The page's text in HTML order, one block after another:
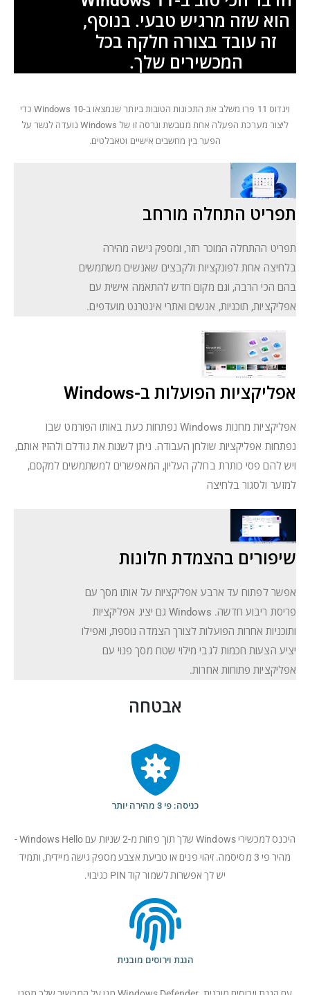
הוא שזה מרגיש טבעי. בנוסף,
זה עובד בצורה חלקה בכל
המכשירים שלך.
וינדוס 11 פרו משלב את התכונות הטובות ביותר שנמצאו ב-Windows 10 כדי
ליצור מערכת הפעלה אחת מגובשת וגרסה זו של Windows נועדה לגשר על
הפער בין מחשבים אישיים וטאבלטים.
תפריט התחלה מורחב
תפריט ההתחלה המוכר חזר, ומספק גישה מהירה
בלחיצה אחת לפונקציות ולקבצים שאנשים משתמשים
בהם הכי הרבה, וגם מקום חדש להתאמה אישית עם
אפליקציות, תוכניות, אנשים ואתרי אינטרנט מועדפים.
אפליקציות הפועלות ב-Windows
אפליקציות מחנות Windows נפתחות כעת באותו הפורמט שבו
נפתחות אפליקציות שולחן העבודה. ניתן לשנות את גודלם ולהזיז אותם,
ויש להם פסי כותרת בחלק העליון, המאפשרים למשתמשים למקסם,
למזער ולסגור בלחיצה
שיפורים בהצמדת חלונות
אפשר לפתוח עד ארבע אפליקציות על אותו מסך עם
פריסת ריבוע חדשה. Windows גם יציג אפליקציות
ותוכניות אחרות הפועלות לצורך הצמדה נוספת, ואפילו
יציע הצעות חכמות לגבי מילוי שטח מסך פנוי עם
אפליקציות פתוחות אחרות.
אבטחה
כניסה: פי 3 מהירה יותר
היכנס למכשירי Windows שלך תוך פחות מ-2 שניות עם Windows Hello -
מהיר פי 3 מסיסמה. זיהוי פנים או טביעת אצבע מספק גישה מיידית, ותמיד
יש לך אפשרות לשמור קוד PIN כגיבוי.
הגנת וירוסים מובנית